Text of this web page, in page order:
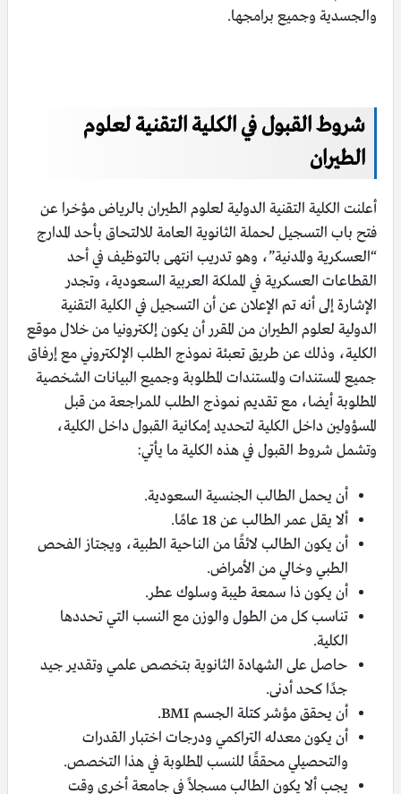
والجسدية وجميع برامجها.
شروط القبول في الكلية التقنية لعلوم
الطيران
أعلنت الكلية التقنية الدولية لعلوم الطيران بالرياض مؤخرا عن
فتح باب التسجيل لحملة الثانوية العامة للالتحاق بأحد المدارج
“العسكرية والمدنية”، وهو تدريب انتهى بالتوظيف في أحد
القطاعات العسكرية في المملكة العربية السعودية، وتجدر
الإشارة إلى أنه تم الإعلان عن أن التسجيل في الكلية التقنية
الدولية لعلوم الطيران من المقرر أن يكون إلكترونيا من خلال موقع
الكلية، وذلك عن طريق تعبئة نموذج الطلب الإلكتروني مع إرفاق
جميع المستندات والمستندات المطلوبة وجميع البيانات الشخصية
المطلوبة أيضا، مع تقديم نموذج الطلب للمراجعة من قبل
المسؤولين داخل الكلية لتحديد إمكانية القبول داخل الكلية،
وتشمل شروط القبول في هذه الكلية ما يأتي:
أن يحمل الطالب الجنسية السعودية.
ألا يقل عمر الطالب عن 18 عامًا.
أن يكون الطالب لائقًا من الناحية الطبية، ويجتاز الفحص
الطبي وخالي من الأمراض.
أن يكون ذا سمعة طيبة وسلوك عطر.
تناسب كل من الطول والوزن مع النسب التي تحددها
الكلية.
حاصل على الشهادة الثانوية بتخصص علمي وتقدير جيد
جدًا كحد أدنى.
أن يحقق مؤشر كتلة الجسم BMI.
أن يكون معدله التراكمي ودرجات اختبار القدرات
والتحصيلي محققًا للنسب المطلوبة في هذا التخصص.
يجب ألا يكون الطالب مسجلاً في جامعة أخرى وقت